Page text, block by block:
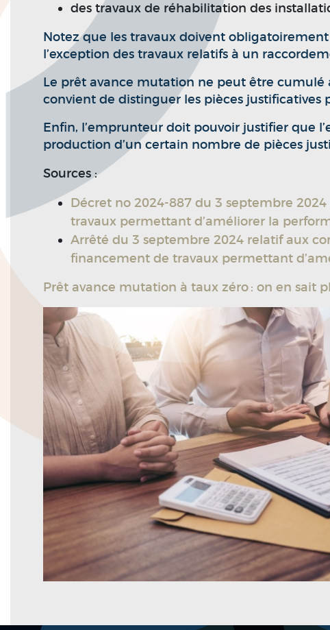
des travaux de réhabilitation des
Notez que les travaux doivent
l’exception des travaux relatifs à un
Le prêt avance mutation ne peut être cumulé
convient de distinguer les pièces justificatives
Enfin, l’emprunteur doit pouvoir justifier que
production d’un certain nombre de pièces
Sources :
Décret no 2024-887 du 3 septembre
travaux permettant d’améliorer la
Arrêté du 3 septembre 2024 relatif aux
financement de travaux permettant
Prêt avance mutation à taux zéro : on en sait